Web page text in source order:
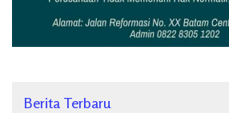
Berita Terbaru